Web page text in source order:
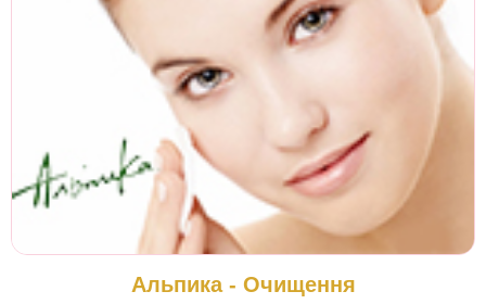
Альпика - Очищення